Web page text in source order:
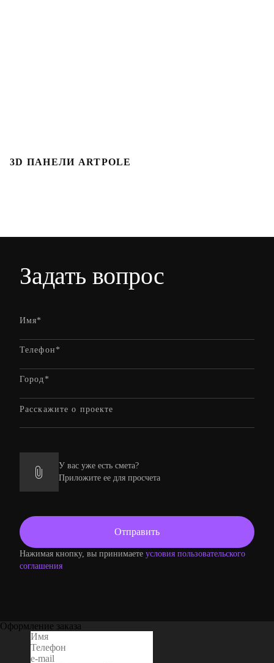
3D ПАНЕЛИ ARTPOLE
Задать вопрос
У вас уже есть смета?
Приложите ее для просчета
Нажимая кнопку, вы принимаете условия пользовательского
соглашения
Оформление заказа